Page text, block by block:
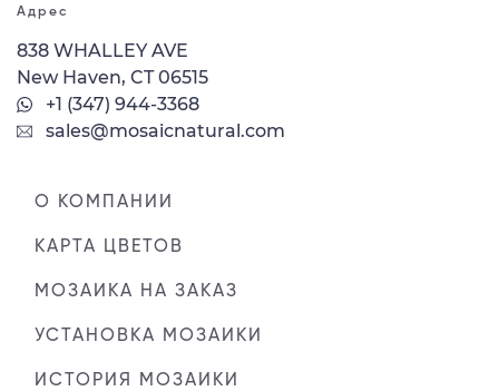
Адрес
838 WHALLEY AVE
New Haven, CT 06515
+1 (347) 944-3368
sales@mosaicnatural.com
О КОМПАНИИ
КАРТА ЦВЕТОВ
МОЗАИКА НА ЗАКАЗ
УСТАНОВКА МОЗАИКИ
ИСТОРИЯ МОЗАИКИ